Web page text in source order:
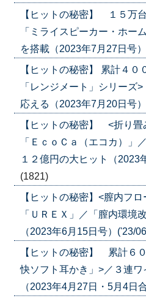
【ヒットの秘密】 １５万
「ミライスピーカー・ホー
を搭載（2023年7月27日号
【ヒットの秘密】 累計４
「レンジメート」シリー
応える（2023年7月20日号
【ヒットの秘密】 <折り
「ＥｃｏＣａ（エコカ）」
１２億円の大ヒット（2023
(1821)
【ヒットの秘密】<膣内フ
「ＵＲＥＸ」／「膣内環境
（2023年6月15日号）('23/
【ヒットの秘密】 累計６
快ソフト耳かき」>／３連
（2023年4月27日・5月4日